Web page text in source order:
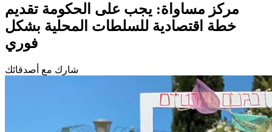
مركز مساواة: يجب على الحكومة تقديم
خطة اقتصادية للسلطات المحلية بشكل
فوري
شارك مع أصدقائك